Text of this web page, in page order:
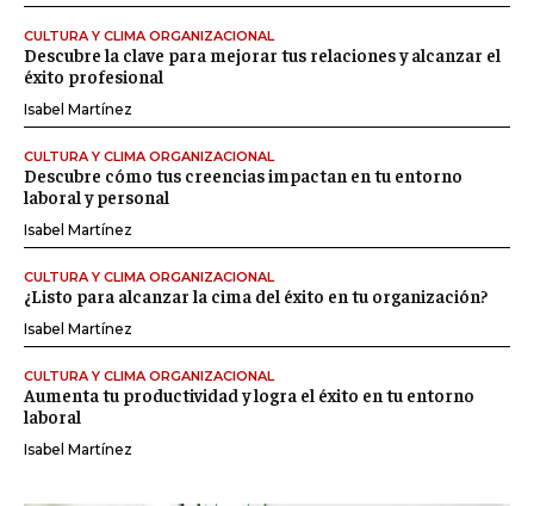
CULTURA Y CLIMA ORGANIZACIONAL
Descubre la clave para mejorar tus relaciones y alcanzar el
éxito profesional
Isabel Martínez
CULTURA Y CLIMA ORGANIZACIONAL
Descubre cómo tus creencias impactan en tu entorno
laboral y personal
Isabel Martínez
CULTURA Y CLIMA ORGANIZACIONAL
¿Listo para alcanzar la cima del éxito en tu organización?
Isabel Martínez
CULTURA Y CLIMA ORGANIZACIONAL
Aumenta tu productividad y logra el éxito en tu entorno
laboral
Isabel Martínez